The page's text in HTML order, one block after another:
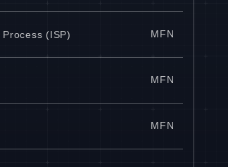
(ISP) MFN
MFN
MFN